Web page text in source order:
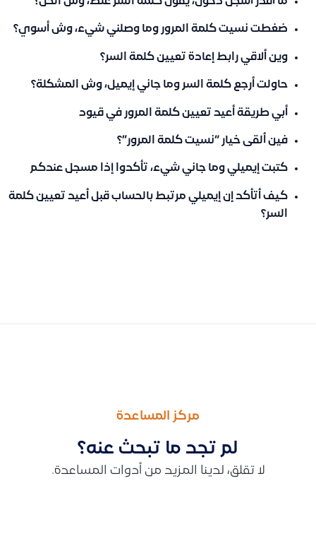
ضغطت نسيت كلمة المرور وما وصلني شيء، وش أسوي؟
وين ألاقي رابط إعادة تعيين كلمة السر؟
حاولت أرجع كلمة السر وما جاني إيميل، وش المشكلة؟
أبي طريقة أعيد تعيين كلمة المرور في قيود
فين ألقى خيار “نسيت كلمة المرور”؟
كتبت إيميلي وما جاني شيء، تأكدوا إذا مسجل عندكم
كيف أتأكد إن إيميلي مرتبط بالحساب قبل أعيد تعيين كلمة
السر؟
مركز المساعدة
لم تجد ما تبحث عنه؟
لا تقلق، لدينا المزيد من أدوات المساعدة.